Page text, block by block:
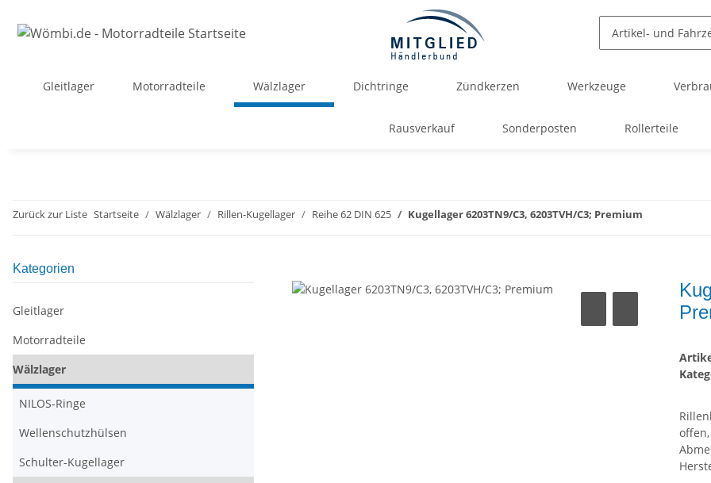
Gleitlager Motorradteile Wälzlager Dichtringe Zündkerzen Werkzeuge
Rausverkauf Sonderposten Rollerteile
Zurück zur Liste Startseite Wälzlager Rillen-Kugellager Reihe 62 DIN 625 Kugellager 6203TN9/C3, 6203TVH/C3; Premium
Kategorien
Gleitlager
Motorradteile
Wälzlager
NILOS-Ringe
Wellenschutzhülsen
Schulter-Kugellager